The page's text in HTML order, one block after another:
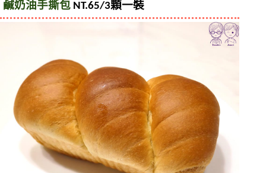
鹹奶油手撕包 NT.65/3顆一裝